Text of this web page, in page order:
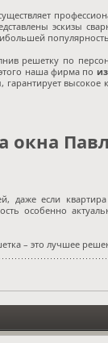
эскизы
решетку по
наша фирма по
высокое
окна
даже если
особенно
– это лучшее